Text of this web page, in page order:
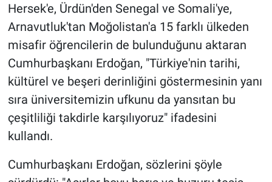
Hersek'e, Ürdün'den Senegal ve Somali'ye,
Arnavutluk'tan Moğolistan'a 15 farklı ülkeden
misafir öğrencilerin de bulunduğunu aktaran
Cumhurbaşkanı Erdoğan, "Türkiye'nin tarihi,
kültürel ve beşeri derinliğini göstermesinin yanı
sıra üniversitemizin ufkunu da yansıtan bu
çeşitliliği takdirle karşılıyoruz" ifadesini
kullandı.
Cumhurbaşkanı Erdoğan, sözlerini şöyle